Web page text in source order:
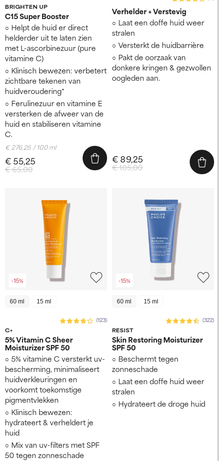
-15%
60 ml 15 ml
C+
(123)
5% Vitamin C Sheer
Moisturizer SPF 50
5% vitamine C versterkt uv-
bescherming, minimaliseert
huidverkleuringen en
voorkomt toekomstige
pigmentvlekken
Klinisch bewezen:
hydrateert & verheldert je
huid
Mix van uv-filters met SPF
50 tegen zonneschade
-15%
60 ml 15 ml
RESIST
(322)
Skin Restoring Moisturizer
SPF 50
Beschermt tegen
zonneschade
Laat een doffe huid weer
stralen
Hydrateert de droge huid
BRIGHTEN UP
C15 Super Booster
Helpt de huid er direct
helderder uit te laten zien
met L-ascorbinezuur (pure
vitamine C)
Klinisch bewezen: verbetert
zichtbare tekenen van
huidveroudering*
Ferulinezuur en vitamine E
versterken de afweer van de
huid en stabiliseren vitamine
C.
€ 65,00
€ 55,25
€ 276,25 / 100 ml
Verhelder + Verstevig
Laat een doffe huid weer
stralen
Versterkt de huidbarrière
Pakt de oorzaak van
donkere kringen & gezwollen
oogleden aan.
€ 105,00
€ 89,25